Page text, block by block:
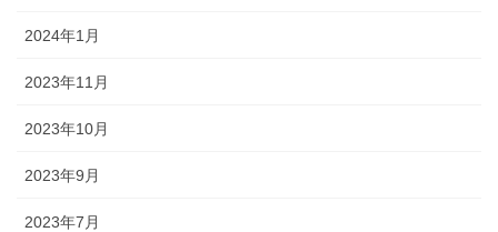
2024年1月
2023年11月
2023年10月
2023年9月
2023年7月